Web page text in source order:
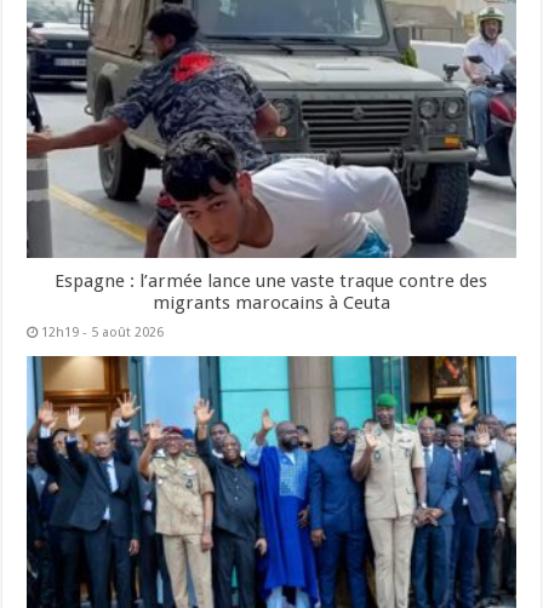
Espagne : l’armée lance une vaste traque contre des
migrants marocains à Ceuta
12h19 - 5 août 2026